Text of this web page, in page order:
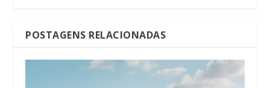
POSTAGENS RELACIONADAS